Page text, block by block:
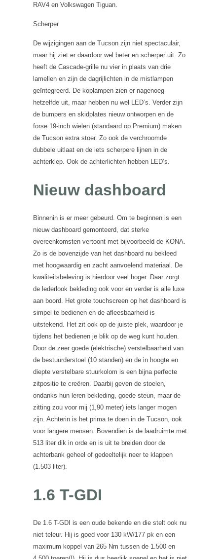
RAV4 en Volkswagen Tiguan.
Scherper
De wijzigingen aan de Tucson zijn niet spectaculair,
maar hij ziet er daardoor wel beter en scherper uit. Zo
heeft de Cascade-grille nu vier in plaats van drie
lamellen en zijn de dagrijlichten in de mistlampen
geïntegreerd. De koplampen zien er nagenoeg
hetzelfde uit, maar hebben nu wel LED’s. Verder zijn
de bumpers en skidplates nieuw ontworpen en de
forse 19-inch wielen (standaard op Premium) maken
de Tucson extra stoer. Zo ook de verchroomde
dubbele uitlaat en de iets scherpere lijnen in de
achterklep. Ook de achterlichten hebben LED’s.
Nieuw dashboard
Binnenin is er meer gebeurd. Om te beginnen is een
nieuw dashboard gemonteerd, dat sterke
overeenkomsten vertoont met bijvoorbeeld de KONA.
Zo is de bovenzijde van het dashboard nu bekleed
met hoogwaardig en zacht aanvoelend materiaal. De
kwaliteitsbeleving is hierdoor veel hoger. Daar zorgt
de lederlook bekleding ook voor en verder is alle luxe
aan boord. Het grote touchscreen op het dashboard is
simpel te bedienen en de afleesbaarheid is
uitstekend. Het zit ook op de juiste plek, waardoor je
tijdens het bedienen je blik op de weg kunt houden.
Door de zeer goede (elektrische) verstelbaarheid van
de bestuurderstoel (10 standen) en de in hoogte en
diepte verstelbare stuurkolom is een bijna perfecte
zitpositie te creëren. Daarbij geven de stoelen,
ondanks hun leren bekleding, goede steun, maar de
zitting zou voor mij (1,90 meter) iets langer mogen
zijn. Achterin is het prima te doen in de Tucson, ook
voor langere mensen. Bovendien is de laadruimte met
513 liter dik in orde en is uit te breiden door de
achterbank geheel of gedeeltelijk neer te klappen
(1.503 liter).
1.6 T-GDI
De 1.6 T-GDI is een oude bekende en die stelt ook nu
niet teleur. Hij is goed voor 130 kW/177 pk en een
maximum koppel van 265 Nm tussen de 1.500 en